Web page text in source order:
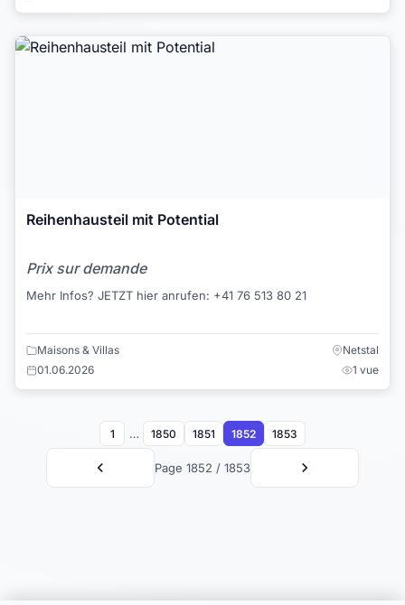
Reihenhausteil mit Potential
Prix sur demande
Mehr Infos? JETZT hier anrufen: +41 76 513 80 21
Maisons & Villas
Netstal
01.06.2026
1 vue
Page 1852 / 1853
1 … 1850 1851 1852 1853